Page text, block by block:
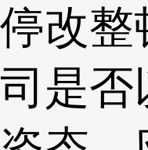
停改整
司是否